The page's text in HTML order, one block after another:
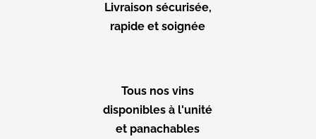
Livraison sécurisée,
rapide et soignée
Tous nos vins
disponibles à l'unité
et panachables